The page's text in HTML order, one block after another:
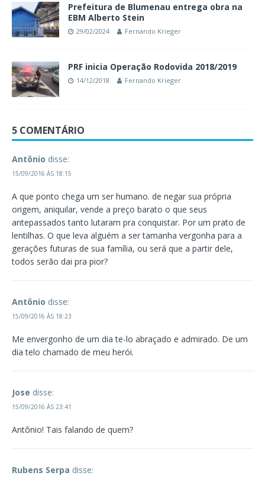
Prefeitura de Blumenau entrega obra na
EBM Alberto Stein
29/02/2024 Fernando Krieger
PRF inicia Operação Rodovida 2018/2019
14/12/2018 Fernando Krieger
5 COMENTÁRIO
Antônio disse:
15/09/2016 ÀS 18:15
A que ponto chega um ser humano. de negar sua própria
origem, aniquilar, vende a preço barato o que seus
antepassados tanto lutaram pra conquistar. Por um prato de
lentilhas. O que leva alguém a ser tamanha vergonha para a
gerações futuras de sua família, ou será que a partir dele,
todos serão dai pra pior?
Antônio disse:
15/09/2016 ÀS 18:23
Me envergonho de um dia te-lo abraçado e admirado. De um
dia telo chamado de meu herói.
Jose disse:
15/09/2016 ÀS 23:41
Antônio! Tais falando de quem?
Rubens Serpa disse: